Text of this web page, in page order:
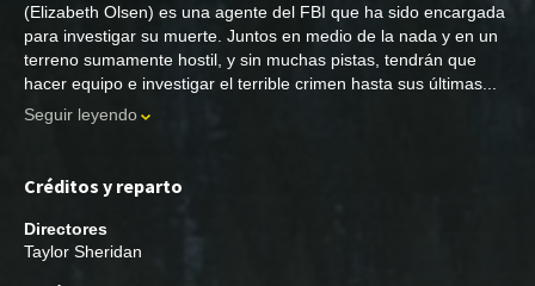
(Elizabeth Olsen) es una agente del FBI que ha sido encargada
para investigar su muerte. Juntos en medio de la nada y en un
terreno sumamente hostil, y sin muchas pistas, tendrán que
hacer equipo e investigar el terrible crimen hasta sus últimas...
Seguir leyendo
Créditos y reparto
Directores
Taylor Sheridan